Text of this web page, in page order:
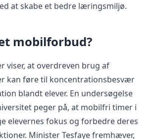
at skabe et bedre læringsmiljø.
mobilforbud?
viser, at overdreven brug af
kan føre til koncentrationsbesvær
blandt elever. En undersøgelse
peger på, at mobilfri timer i
elevernes fokus og forbedre deres
Minister Tesfaye fremhæver,